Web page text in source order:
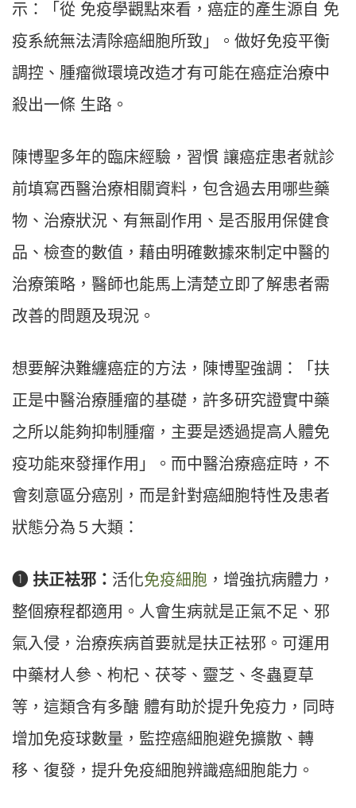
示：「從 免疫學觀點來看，癌症的產生源自 免
疫系統無法清除癌細胞所致」。做好免疫平衡
調控、腫瘤微環境改造才有可能在癌症治療中
殺出一條 生路。
陳博聖多年的臨床經驗，習慣 讓癌症患者就診
前填寫西醫治療相關資料，包含過去用哪些藥
物、治療狀況、有無副作用、是否服用保健食
品、檢查的數值，藉由明確數據來制定中醫的
治療策略，醫師也能馬上清楚立即了解患者需
改善的問題及現況。
想要解決難纏癌症的方法，陳博聖強調：「扶
正是中醫治療腫瘤的基礎，許多研究證實中藥
之所以能夠抑制腫瘤，主要是透過提高人體免
疫功能來發揮作用」。而中醫治療癌症時，不
會刻意區分癌別，而是針對癌細胞特性及患者
狀態分為５大類：
❶ 扶正袪邪： 活化免疫細胞 ，增強抗病體力，
整個療程都適用。人會生病就是正氣不足、邪
氣入侵，治療疾病首要就是扶正袪邪。可運用
中藥材人參、枸杞、茯苓、靈芝、冬蟲夏草
等，這類含有多醣 體有助於提升免疫力，同時
增加免疫球數量，監控癌細胞避免擴散、轉
移、復發，提升免疫細胞辨識癌細胞能力。